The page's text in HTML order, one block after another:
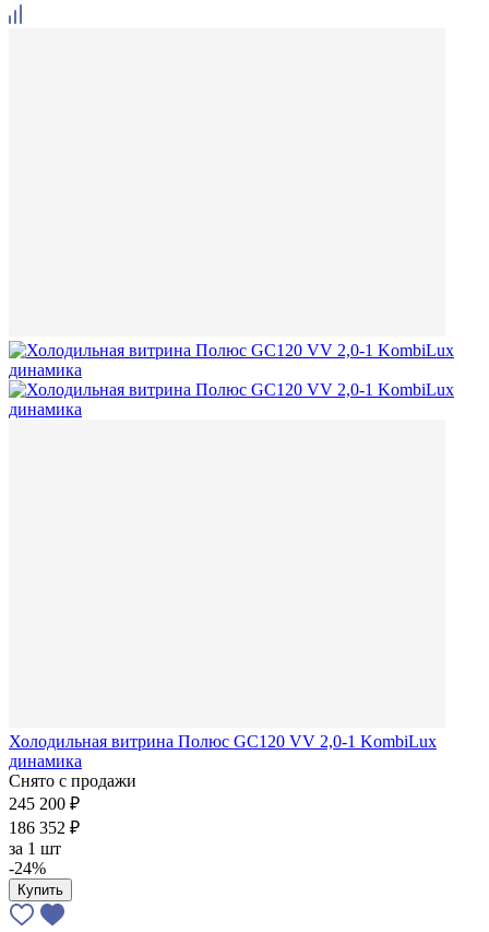
Холодильная витрина Полюс GC120 VV 2,0-1 KombiLux
динамика
Снято с продажи
245 200 ₽
186 352 ₽
за 1 шт
-24%
Купить